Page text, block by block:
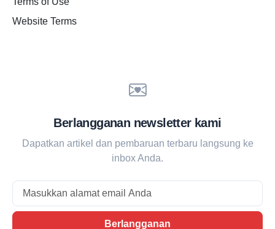
Website Terms
Berlangganan newsletter kami
Dapatkan artikel dan pembaruan terbaru langsung ke
inbox Anda.
Email
Berlangganan